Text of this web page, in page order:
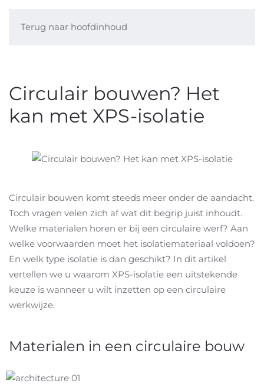
Terug naar hoofdinhoud
Circulair bouwen? Het
kan met XPS-isolatie
Circulair bouwen komt steeds meer onder de aandacht.
Toch vragen velen zich af wat dit begrip juist inhoudt.
Welke materialen horen er bij een circulaire werf? Aan
welke voorwaarden moet het isolatiemateriaal voldoen?
En welk type isolatie is dan geschikt? In dit artikel
vertellen we u waarom XPS-isolatie een uitstekende
keuze is wanneer u wilt inzetten op een circulaire
werkwijze.
Materialen in een circulaire bouw